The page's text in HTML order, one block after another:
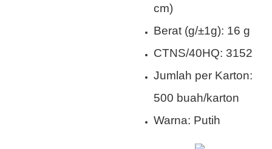
cm)
Berat (g/±1g): 16 g
CTNS/40HQ: 3152
Jumlah per Karton:
500 buah/karton
Warna: Putih